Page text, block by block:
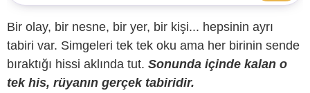
Bir olay, bir nesne, bir yer, bir kişi... hepsinin ayrı
tabiri var. Simgeleri tek tek oku ama her birinin sende
bıraktığı hissi aklında tut. Sonunda içinde kalan o
tek his, rüyanın gerçek tabiridir.